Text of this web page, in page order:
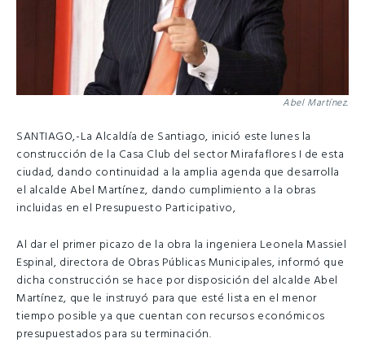
Abel Martínez.
SANTIAGO,-La Alcaldía de Santiago, inició este lunes la
construcción de la Casa Club del sector Mirafaflores I de esta
ciudad, dando continuidad a la amplia agenda que desarrolla
el alcalde Abel Martínez, dando cumplimiento a la obras
incluidas en el Presupuesto Participativo,
Al dar el primer picazo de la obra la ingeniera Leonela Massiel
Espinal, directora de Obras Públicas Municipales, informó que
dicha construcción se hace por disposición del alcalde Abel
Martínez, que le instruyó para que esté lista en el menor
tiempo posible ya que cuentan con recursos económicos
presupuestados para su terminación.